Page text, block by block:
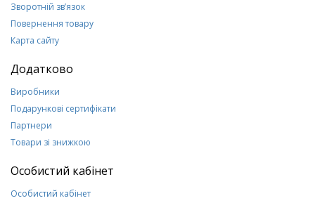
Зворотній зв’язок
Повернення товару
Карта сайту
Додатково
Виробники
Подарункові сертифікати
Партнери
Товари зі знижкою
Особистий кабінет
Особистий кабінет